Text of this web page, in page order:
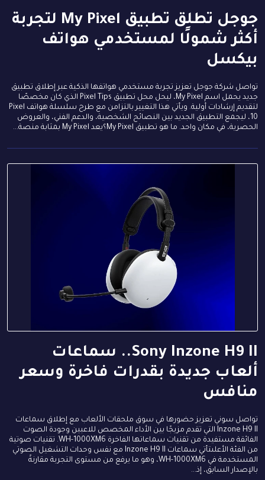
جوجل تطلق تطبيق My Pixel لتجربة
أكثر شمولًا لمستخدمي هواتف
بيكسل
تواصل شركة جوجل تعزيز تجربة مستخدمي هواتفها الذكية عبر إطلاق تطبيق
جديد يحمل اسم My Pixel، ليحل محل تطبيق Pixel Tips الذي كان مخصصًا
لتقديم إرشادات أولية. ويأتي هذا التغيير بالتزامن مع طرح سلسلة هواتف Pixel
10، ليجمع التطبيق الجديد بين النصائح الشخصية، والدعم الفني، والعروض
الحصرية، في مكان واحد. ما هو تطبيق My Pixel؟يعد My Pixel بمثابة منصة...
Sony Inzone H9 II.. سماعات
ألعاب جديدة بقدرات فاخرة وسعر
منافس
تواصل سوني تعزيز حضورها في سوق ملحقات الألعاب مع إطلاق سماعات
Inzone H9 II التي تقدم مزيجًا بين الأداء المخصص للاعبين وجودة الصوت
الفائقة مستفيدة من تقنيات سماعاتها الفاخرة WH-1000XM6. تقنيات صوتية
من الفئة الأعلىتأتي سماعات Inzone H9 II مع نفس وحدات التشغيل الصوتي
المستخدمة في WH-1000XM6، وهو ما يرفع من مستوى التجربة مقارنةً
بالإصدار السابق، إذ...